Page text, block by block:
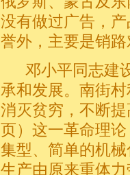
没有做过广告，
誉外，主要是销
邓小平同志建设
承和发展。南街
消灭贫穷，不断
页）这一革命理
集型、简单的机
生产由原来重体